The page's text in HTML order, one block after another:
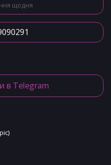
щодня
в Telegram